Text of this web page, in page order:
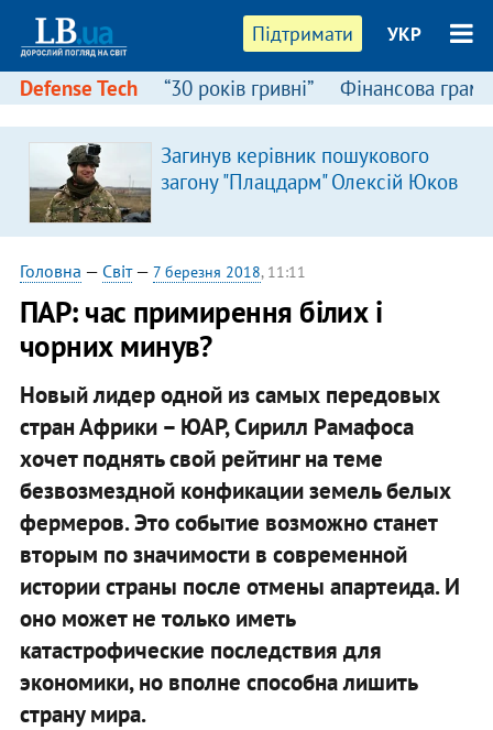
Підтримати УКР
Defense Tech “30 років гривні” Фінансова
Загинув керівник пошукового
загону "Плацдарм" Олексій Юков
Головна — Світ— 7 березня 2018, 11:11
ПАР: час примирення білих і
чорних минув?
Новый лидер одной из самых передовых
стран Африки – ЮАР, Сирилл Рамафоса
хочет поднять свой рейтинг на теме
безвозмездной конфикации земель белых
фермеров. Это событие возможно станет
вторым по значимости в современной
истории страны после отмены апартеида. И
оно может не только иметь
катастрофические последствия для
экономики, но вполне способна лишить
страну мира.